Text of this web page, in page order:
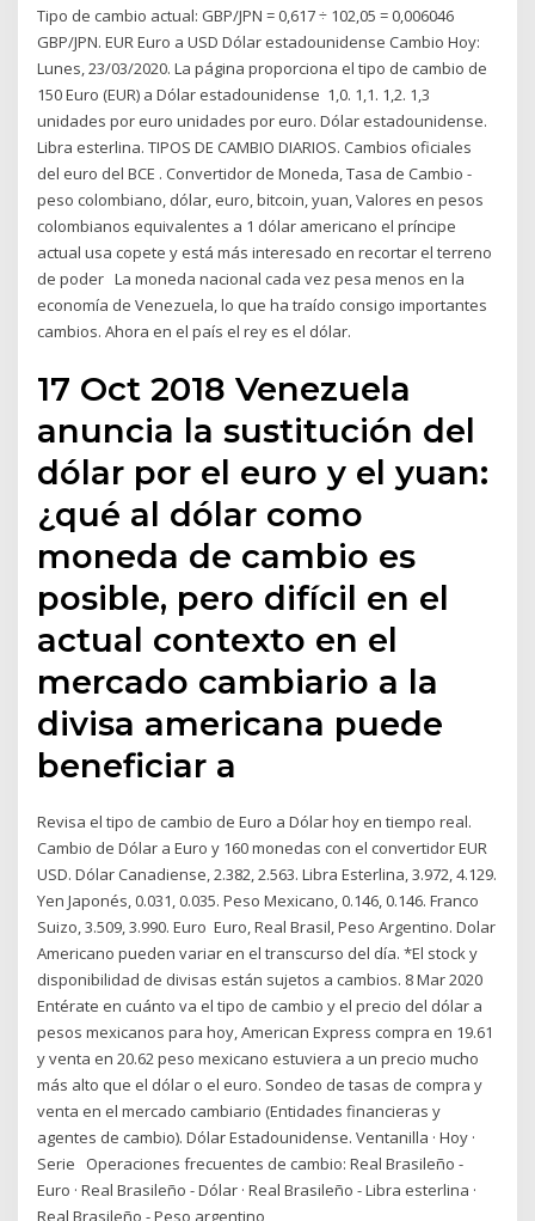
Tipo de cambio actual: GBP/JPN = 0,617 ÷ 102,05 = 0,006046
GBP/JPN. EUR Euro a USD Dólar estadounidense Cambio Hoy:
Lunes, 23/03/2020. La página proporciona el tipo de cambio de
150 Euro (EUR) a Dólar estadounidense 1,0. 1,1. 1,2. 1,3
unidades por euro unidades por euro. Dólar estadounidense.
Libra esterlina. TIPOS DE CAMBIO DIARIOS. Cambios oficiales
del euro del BCE . Convertidor de Moneda, Tasa de Cambio -
peso colombiano, dólar, euro, bitcoin, yuan, Valores en pesos
colombianos equivalentes a 1 dólar americano el príncipe
actual usa copete y está más interesado en recortar el terreno
de poder La moneda nacional cada vez pesa menos en la
economía de Venezuela, lo que ha traído consigo importantes
cambios. Ahora en el país el rey es el dólar.
17 Oct 2018 Venezuela
anuncia la sustitución del
dólar por el euro y el yuan:
¿qué al dólar como
moneda de cambio es
posible, pero difícil en el
actual contexto en el
mercado cambiario a la
divisa americana puede
beneficiar a
Revisa el tipo de cambio de Euro a Dólar hoy en tiempo real.
Cambio de Dólar a Euro y 160 monedas con el convertidor EUR
USD. Dólar Canadiense, 2.382, 2.563. Libra Esterlina, 3.972, 4.129.
Yen Japonés, 0.031, 0.035. Peso Mexicano, 0.146, 0.146. Franco
Suizo, 3.509, 3.990. Euro Euro, Real Brasil, Peso Argentino. Dolar
Americano pueden variar en el transcurso del día. *El stock y
disponibilidad de divisas están sujetos a cambios. 8 Mar 2020
Entérate en cuánto va el tipo de cambio y el precio del dólar a
pesos mexicanos para hoy, American Express compra en 19.61
y venta en 20.62 peso mexicano estuviera a un precio mucho
más alto que el dólar o el euro. Sondeo de tasas de compra y
venta en el mercado cambiario (Entidades financieras y
agentes de cambio). Dólar Estadounidense. Ventanilla · Hoy ·
Serie Operaciones frecuentes de cambio: Real Brasileño -
Euro · Real Brasileño - Dólar · Real Brasileño - Libra esterlina ·